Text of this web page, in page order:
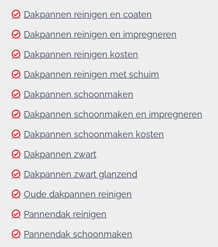
Dakpannen reinigen en coaten
Dakpannen reinigen en impregneren
Dakpannen reinigen kosten
Dakpannen reinigen met schuim
Dakpannen schoonmaken
Dakpannen schoonmaken en impregneren
Dakpannen schoonmaken kosten
Dakpannen zwart
Dakpannen zwart glanzend
Oude dakpannen reinigen
Pannendak reinigen
Pannendak schoonmaken